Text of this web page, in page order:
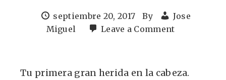
septiembre 20, 2017 By
Jose
Miguel
Leave a Comment
Tu primera gran herida en la cabeza.